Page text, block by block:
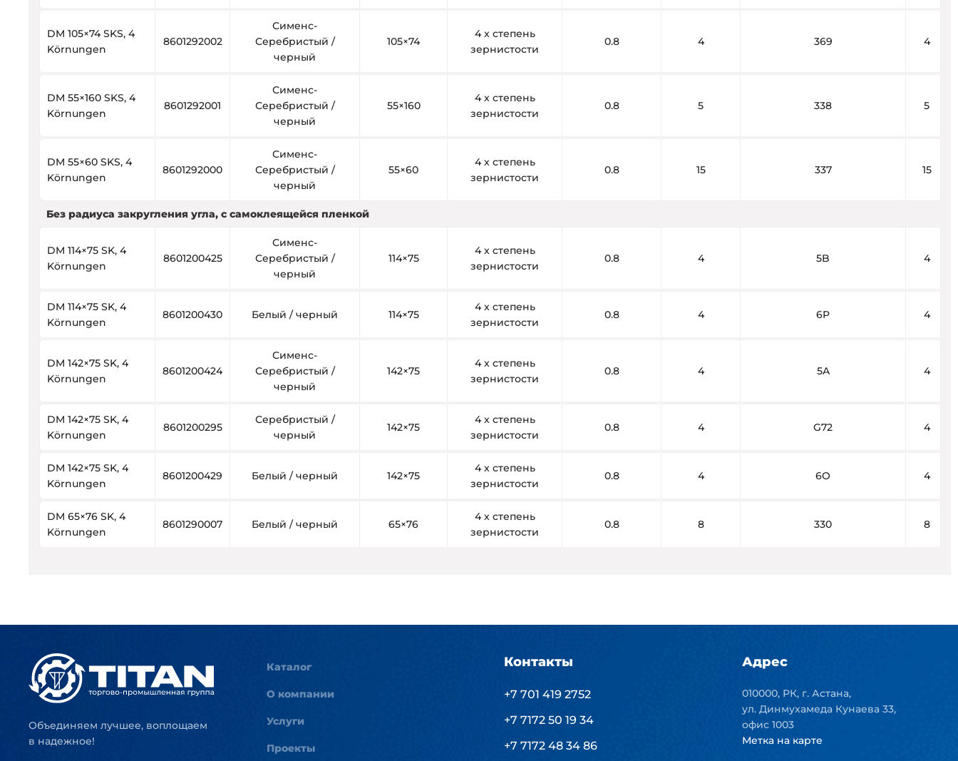
DM 105×74 SKS, 4
Körnungen
8601292002
Сименс-
Серебристый /
черный
105×74
4 x степень
зернистости
0.8 4 369 4
DM 55×160 SKS, 4
Körnungen
8601292001
Сименс-
Серебристый /
черный
55×160
4 x степень
зернистости
0.8 5 338 5
DM 55×60 SKS, 4
Körnungen
8601292000
Сименс-
Серебристый /
черный
55×60
4 x степень
зернистости
0.8 15 337 15
Без радиуса закругления угла, с самоклеящейся пленкой
DM 114×75 SK, 4
Körnungen
8601200425
Сименс-
Серебристый /
черный
114×75
4 x степень
зернистости
0.8 4 5B 4
DM 114×75 SK, 4
Körnungen
8601200430 Белый / черный 114×75
4 x степень
зернистости
0.8 4 6P 4
DM 142×75 SK, 4
Körnungen
8601200424
Сименс-
Серебристый /
черный
142×75
4 x степень
зернистости
0.8 4 5A 4
DM 142×75 SK, 4
Körnungen
8601200295
Серебристый /
черный
142×75
4 x степень
зернистости
0.8 4 G72 4
DM 142×75 SK, 4
Körnungen
8601200429 Белый / черный 142×75
4 x степень
зернистости
0.8 4 6O 4
DM 65×76 SK, 4
Körnungen
8601290007 Белый / черный 65×76
4 x степень
зернистости
0.8 8 330 8
Объединяем лучшее, воплощаем
в надежное!
Каталог
О компании
Услуги
Проекты
Контакты
+7 701 419 2752
+7 7172 50 19 34
+7 7172 48 34 86
Адрес
010000, РК, г. Астана,
ул. Динмухамеда Кунаева 33,
офис 1003
Метка на карте